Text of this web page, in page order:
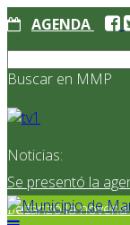
AGENDA
Buscar en MMP
Noticias:
Se presentó la
Paz
Se lanzó la